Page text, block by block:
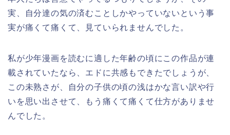
実、自分達の気の済むことしかやっていないという事
実が痛くて痛くて、見ていられませんでした。
私が少年漫画を読むに適した年齢の頃にこの作品が連
載されていたなら、エドに共感もできたでしょうが、
この未熟さが、自分の子供の頃の浅はかな言い訳や行
いを思い出させて、もう痛くて痛くて仕方がありませ
んでした。